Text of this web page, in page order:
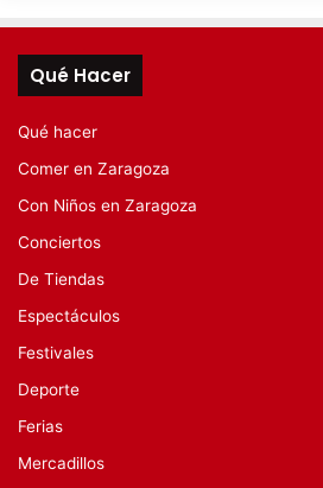
Qué Hacer
Qué hacer
Comer en Zaragoza
Con Niños en Zaragoza
Conciertos
De Tiendas
Espectáculos
Festivales
Deporte
Ferias
Mercadillos